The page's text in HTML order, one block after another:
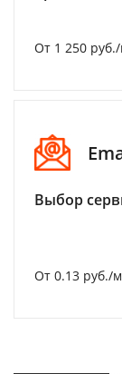
От 1 250
Выбор
От 0.13 руб./